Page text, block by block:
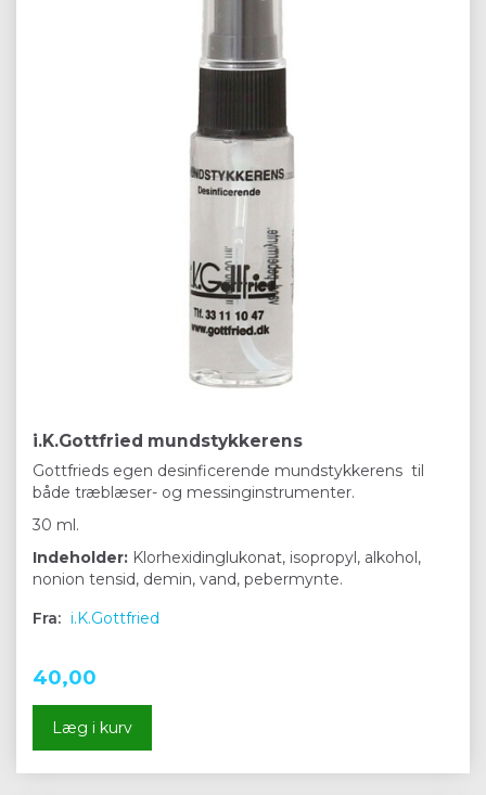
i.K.Gottfried mundstykkerens
Gottfrieds egen desinficerende mundstykkerens til
både træblæser- og messinginstrumenter.
30 ml.
Indeholder: Klorhexidinglukonat, isopropyl, alkohol,
nonion tensid, demin, vand, pebermynte.
Fra: i.K.Gottfried
40,00
Læg i kurv